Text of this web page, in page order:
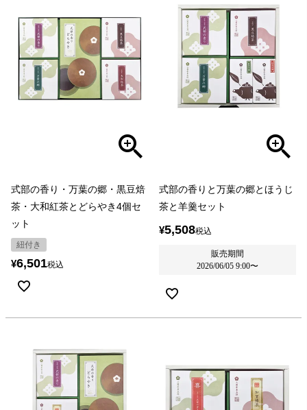
式部の香り・万葉の郷・黒豆焙
茶・大和紅茶とどらやき4個セ
ット
紐付き
¥6,501税込
式部の香りと万葉の郷とほうじ
茶と羊羹セット
¥5,508税込
販売期間
2026/06/05 9:00〜